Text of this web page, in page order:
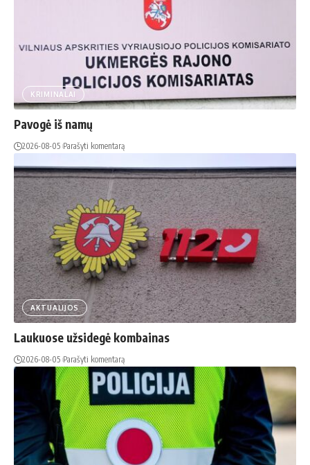
KRIMINALAI
Pavogė iš namų
2026-08-05 Parašyti komentarą
AKTUALIJOS
Laukuose užsidegė kombainas
2026-08-05 Parašyti komentarą